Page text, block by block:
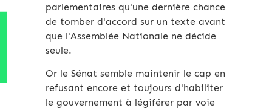
parlementaires qu'une dernière chance
de tomber d'accord sur un texte avant
que l'Assemblée Nationale ne décide
seule.
Or le Sénat semble maintenir le cap en
refusant encore et toujours d'habiliter
le gouvernement à légiférer par voie